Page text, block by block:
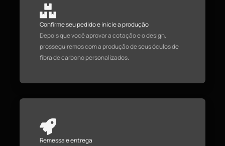
Confirme seu pedido e inicie a produção
Depois que você aprovar a cotação e o design,
prosseguiremos com a produção de seus óculos de
fibra de carbono personalizados.
Remessa e entrega